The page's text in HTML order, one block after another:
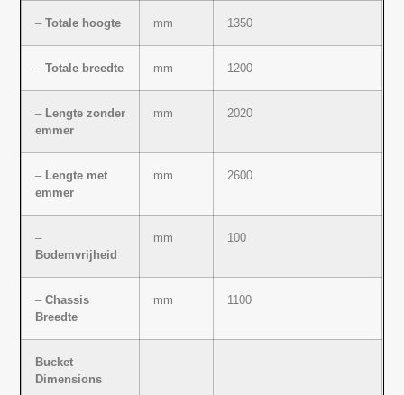
–Totale hoogte mm 1350
–Totale breedte mm 1200
– Lengte zonder
emmer
mm 2020
– Lengte met
emmer
mm 2600
–
Bodemvrijheid
mm 100
–Chassis
Breedte
mm 1100
Bucket
Dimensions